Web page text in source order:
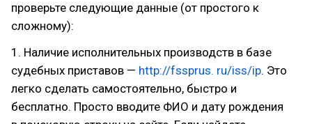
проверьте следующие данные (от простого к
сложному):
1. Наличие исполнительных производств в базе
судебных приставов — http://fssprus. ru/iss/ip. Это
легко сделать самостоятельно, быстро и
бесплатно. Просто вводите ФИО и дату рождения